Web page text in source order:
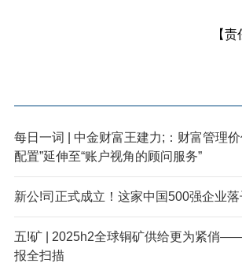
【
每日一词 | 中金财富王建力;：财富管理
配置”延伸至“账户视角的顾问服务”
新公!司正式成立！这家中国500强企业落
五!矿 | 2025h2全球铜矿供给更为紧俏
报全扫描